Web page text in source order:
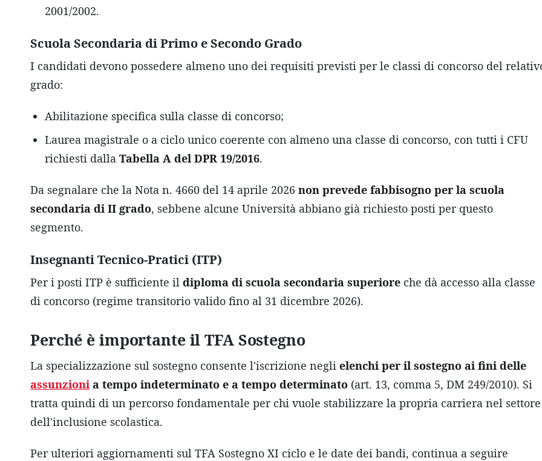
2001/2002.
Scuola Secondaria di Primo e Secondo Grado
I candidati devono possedere almeno uno dei requisiti previsti per le classi di concorso del
grado:
Abilitazione specifica sulla classe di concorso;
Laurea magistrale o a ciclo unico coerente con almeno una classe di concorso, con tutti i CFU
richiesti dalla Tabella A del DPR 19/2016.
Da segnalare che la Nota n. 4660 del 14 aprile 2026 non prevede fabbisogno per la scuola
secondaria di II grado, sebbene alcune Università abbiano già richiesto posti per questo
segmento.
Insegnanti Tecnico-Pratici (ITP)
Per i posti ITP è sufficiente il diploma di scuola secondaria superiore che dà accesso alla classe
di concorso (regime transitorio valido fino al 31 dicembre 2026).
Perché è importante il TFA Sostegno
La specializzazione sul sostegno consente l'iscrizione negli elenchi per il sostegno ai fini delle
assunzioni a tempo indeterminato e a tempo determinato (art. 13, comma 5, DM 249/2010). Si
tratta quindi di un percorso fondamentale per chi vuole stabilizzare la propria carriera nel settore
dell'inclusione scolastica.
Per ulteriori aggiornamenti sul TFA Sostegno XI ciclo e le date dei bandi, continua a seguire